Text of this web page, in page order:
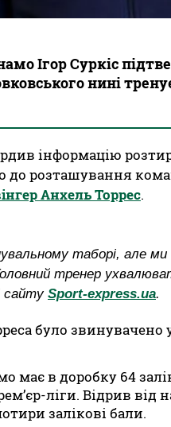
Ігор Суркіс
нині
інформацію
до розташування
Анхель Торрес.
таборі, але
тренер
сайту Sport-express.ua.
було звинувачено
має в доробку 64
ліги. Відрив від
залікові бали.